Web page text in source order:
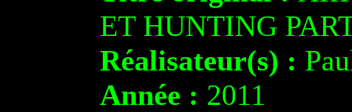
ET HUNTING
Réalisateur(s) :
Année : 2011